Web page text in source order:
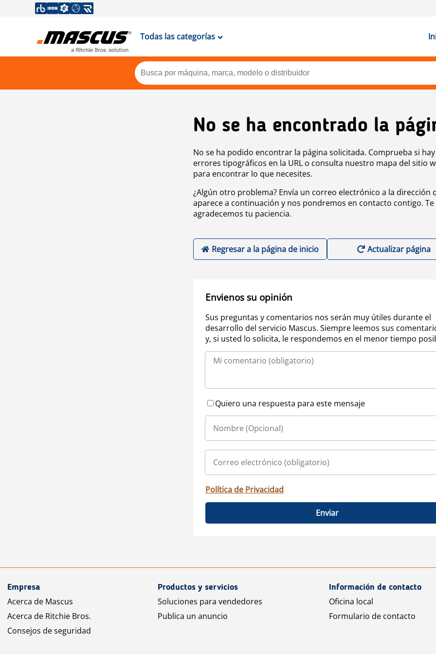
Todas las categorías
No se ha encontrado la
No se ha podido encontrar la página solicitada. Comprueba si hay
errores tipográficos en la URL o consulta nuestro mapa del sitio
para encontrar lo que necesites.
¿Algún otro problema? Envía un correo electrónico a la dirección
aparece a continuación y nos pondremos en contacto contigo. Te
agradecemos tu paciencia.
Regresar a la página de inicio Actualizar página
Envienos su opinión
Sus preguntas y comentarios nos serán muy útiles durante el
desarrollo del servicio Mascus. Siempre leemos sus
y, si usted lo solicita, le respondemos en el menor tiempo
Quiero una respuesta para este mensaje
Política de Privacidad
Enviar
Empresa
Acerca de Mascus
Acerca de Ritchie Bros.
Consejos de seguridad
Productos y servicios
Soluciones para vendedores
Publica un anuncio
Información de contacto
Oficina local
Formulario de contacto